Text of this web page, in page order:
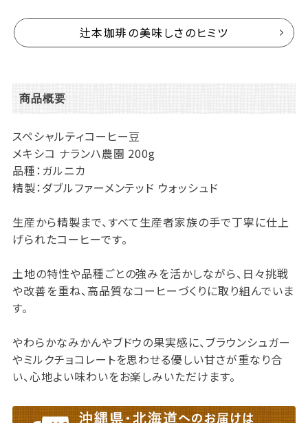
辻本珈琲の美味しさのヒミツ
商品概要
スペシャルティコーヒー豆
メキシコ ナランハ農園 200g
品種：ガルニカ
精製：ダブルファーメンテッド ウォッシュド
生産から精製まで、すべて生産者家族の手で丁寧に仕上
げられたコーヒーです。
土地の特性や品種ごとの強みを活かしながら、日々挑戦
や改善を重ね、高品質なコーヒーづくりに取り組んでいま
す。
やわらかなみかんやブドウの果実感に、ブラウンシュガー
やミルクチョコレートを思わせる優しい甘さが重なり合
い、心地よい味わいをお楽しみいただけます。